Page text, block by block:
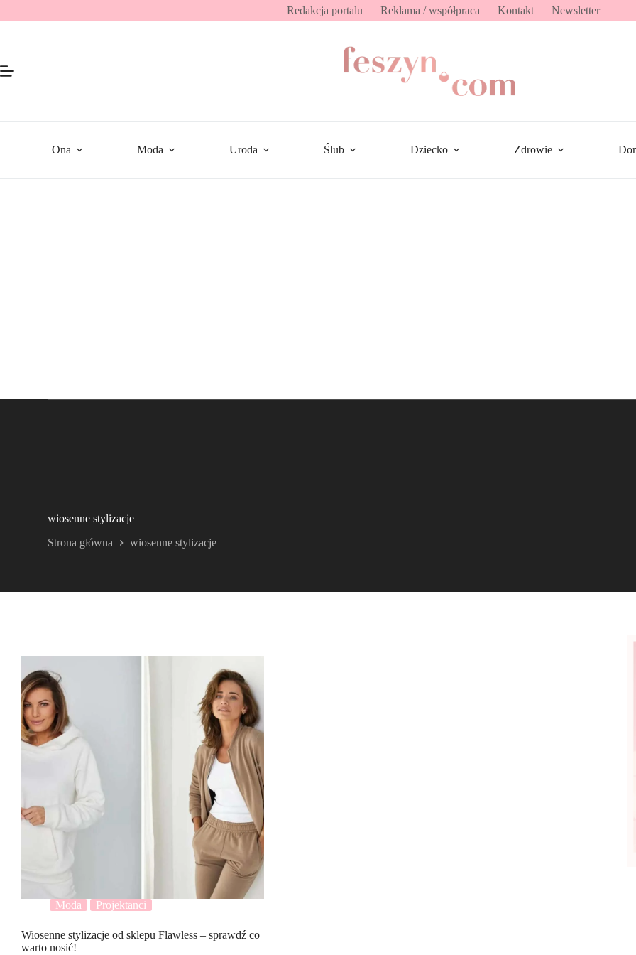
Redakcja portalu Reklama / współpraca Kontakt Newsletter
Ona Moda Uroda Ślub Dziecko Zdrowie
wiosenne stylizacje
Strona główna wiosenne stylizacje
Moda Projektanci
Wiosenne stylizacje od sklepu Flawless – sprawdź co
warto nosić!